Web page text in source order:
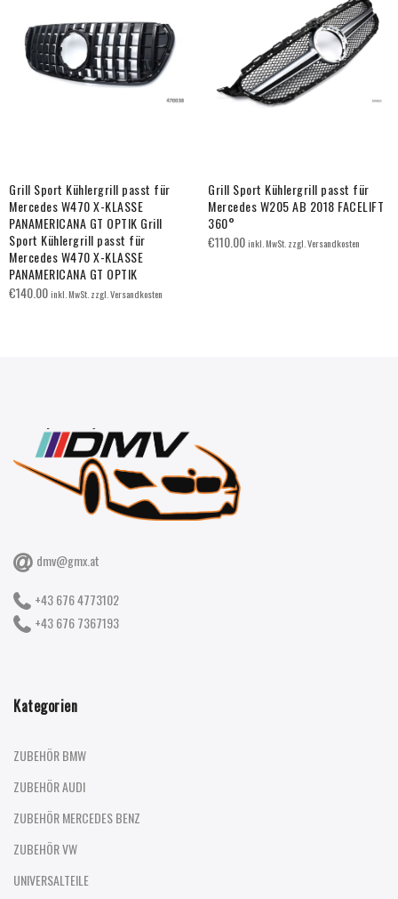
Grill Sport Kühlergrill passt für
Mercedes W470 X-KLASSE
PANAMERICANA GT OPTIK Grill
Sport Kühlergrill passt für
Mercedes W470 X-KLASSE
PANAMERICANA GT OPTIK
€140.00inkl. MwSt. zzgl. Versandkosten
Grill Sport Kühlergrill passt für
Mercedes W205 AB 2018 FACELIFT
360°
€110.00inkl. MwSt. zzgl. Versandkosten
dmv@gmx.at
+43 676 4773102
+43 676 7367193
Kategorien
ZUBEHÖR BMW
ZUBEHÖR AUDI
ZUBEHÖR MERCEDES BENZ
ZUBEHÖR VW
UNIVERSALTEILE